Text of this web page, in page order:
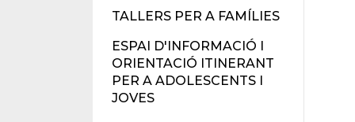
TALLERS PER A FAMÍLIES
ESPAI D'INFORMACIÓ I
ORIENTACIÓ ITINERANT
PER A ADOLESCENTS I
JOVES